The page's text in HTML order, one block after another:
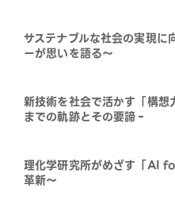
サステナブルな社会の実現に
ーが思いを語る～
新技術を社会で活かす「構
までの軌跡とその要諦‐
理化学研究所がめざす「AI
革新～